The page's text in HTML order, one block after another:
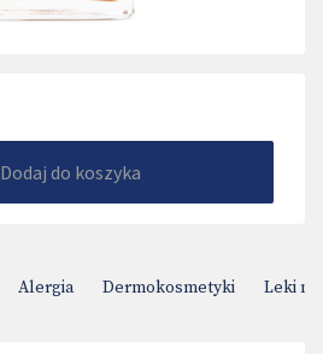
Dodaj do koszyka
Alergia Dermokosmetyki Leki